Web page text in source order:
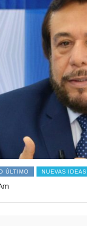
ÚLTIMO NUEVAS IDEAS